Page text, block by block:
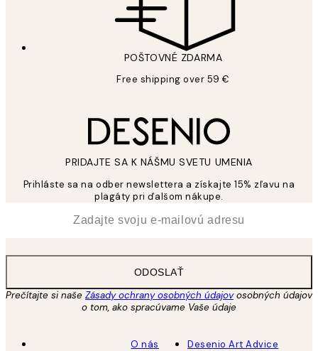
POŠTOVNÉ ZDARMA
Free shipping over 59 €
PRIDAJTE SA K NÁŠMU SVETU UMENIA
Prihláste sa na odber newslettera a získajte 15% zľavu na
plagáty pri ďalšom nákupe.
ODOSLAŤ
Prečítajte si naše Zásady ochrany osobných údajovosobných údajov
o tom, ako spracúvame Vaše údaje
O nás
Desenio Art Advice